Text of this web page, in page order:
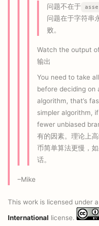
问题不在于
问题在于字符串
败。
Watch the output
输出
You need to take
before deciding on
algorithm, that’s
simpler algorithm,
fewer unbiased
有的因素。理论上
币简单算法更慢，
话。
–Mike
This work is licensed under a
International license.